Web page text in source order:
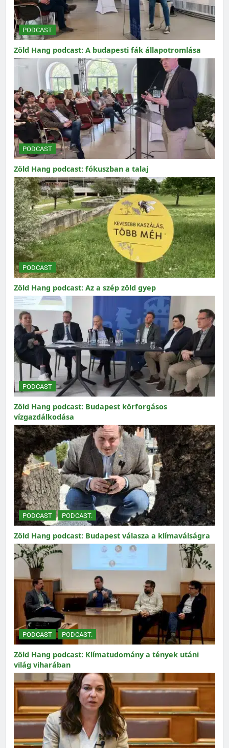
PODCAST
Zöld Hang podcast: A budapesti fák állapotromlása
PODCAST
Zöld Hang podcast: fókuszban a talaj
PODCAST
Zöld Hang podcast: Az a szép zöld gyep
PODCAST
Zöld Hang podcast: Budapest körforgásos
vízgazdálkodása
PODCAST PODCAST.
Zöld Hang podcast: Budapest válasza a klímaválságra
PODCAST PODCAST.
Zöld Hang podcast: Klímatudomány a tények utáni
világ viharában